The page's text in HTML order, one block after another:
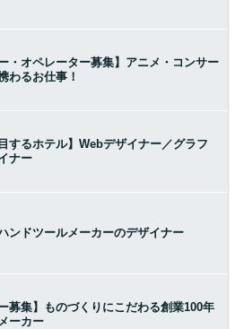
・オペレーター募集】アニメ・コンサー
わるお仕事！
するホテル】Webデザイナー／グラフ
ナー
ンドツールメーカーのデザイナー
募集】ものづくりにこだわる創業100年
ーカー